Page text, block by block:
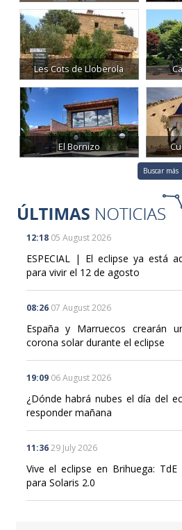
Les Cots de Lloberola
El Bornizo
Buscar más
12:18 05 August 2026
ESPECIAL | El eclipse ya está
para vivir el 12 de agosto
08:26 07 August 2026
España y Marruecos crearán
corona solar durante el eclipse
19:09 06 August 2026
¿Dónde habrá nubes el día del
responder mañana
11:36 29 July 2026
Vive el eclipse en Brihuega:
para Solaris 2.0